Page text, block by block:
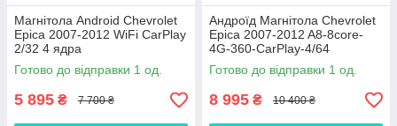
Магнітола Android Chevrolet
Epica 2007-2012 WiFi CarPlay
2/32 4 ядра
Готово до відправки 1 од.
5 895 ₴ 7 700 ₴
Андроїд Магнітола Chevrolet
Epica 2007-2012 A8-8core-
4G-360-CarPlay-4/64
Готово до відправки 1 од.
8 995 ₴ 10 400 ₴